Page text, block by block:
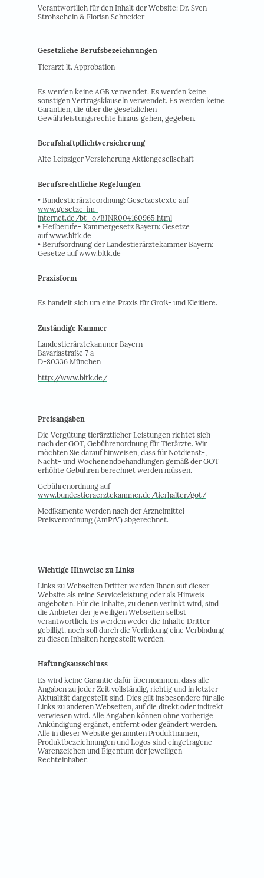
Verantwortlich für den Inhalt der Website: Dr. Sven
Strohschein & Florian Schneider
Gesetzliche Berufsbezeichnungen
Tierarzt lt. Approbation
Es werden keine AGB verwendet. Es werden keine
sonstigen Vertragsklauseln verwendet. Es werden keine
Garantien, die über die gesetzlichen
Gewährleistungsrechte hinaus gehen, gegeben.
Berufshaftpflichtversicherung
Alte Leipziger Versicherung Aktiengesellschaft
Berufsrechtliche Regelungen
• Bundestierärzteordnung: Gesetzestexte auf
www.gesetze-im-
internet.de/bt_o/BJNR004160965.html
• Heilberufe- Kammergesetz Bayern: Gesetze
aufwww.bltk.de
• Berufsordnung der Landestierärztekammer Bayern:
Gesetze aufwww.bltk.de
Praxisform
Es handelt sich um eine Praxis für Groß- und Kleitiere.
Zuständige Kammer
Landestierärztekammer Bayern
Bavariastraße 7 a
D-80336 München
http://www.bltk.de/
Preisangaben
Die Vergütung tierärztlicher Leistungen richtet sich
nach der GOT, Gebührenordnung für Tierärzte. Wir
möchten Sie darauf hinweisen, dass für Notdienst-,
Nacht- und Wochenendbehandlungen gemäß der GOT
erhöhte Gebühren berechnet werden müssen.
Gebührenordnung auf
www.bundestieraerztekammer.de/tierhalter/got/
Medikamente werden nach der Arzneimittel-
Preisverordnung (AmPrV) abgerechnet.
Wichtige Hinweise zu Links
Links zu Webseiten Dritter werden Ihnen auf dieser
Website als reine Serviceleistung oder als Hinweis
angeboten. Für die Inhalte, zu denen verlinkt wird, sind
die Anbieter der jeweiligen Webseiten selbst
verantwortlich. Es werden weder die Inhalte Dritter
gebilligt, noch soll durch die Verlinkung eine Verbindung
zu diesen Inhalten hergestellt werden.
Haftungsausschluss
Es wird keine Garantie dafür übernommen, dass alle
Angaben zu jeder Zeit vollständig, richtig und in letzter
Aktualität dargestellt sind. Dies gilt insbesondere für alle
Links zu anderen Webseiten, auf die direkt oder indirekt
verwiesen wird. Alle Angaben können ohne vorherige
Ankündigung ergänzt, entfernt oder geändert werden.
Alle in dieser Website genannten Produktnamen,
Produktbezeichnungen und Logos sind eingetragene
Warenzeichen und Eigentum der jeweiligen
Rechteinhaber.